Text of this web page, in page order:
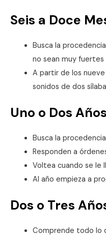
Seis a Doce
Busca la
no sean muy fuertes
A partir de los
sonidos de dos
Uno o Dos Años
Busca la
Responden a
Voltea cuando se le
Al año empieza a
Dos o Tres
Comprende todo lo